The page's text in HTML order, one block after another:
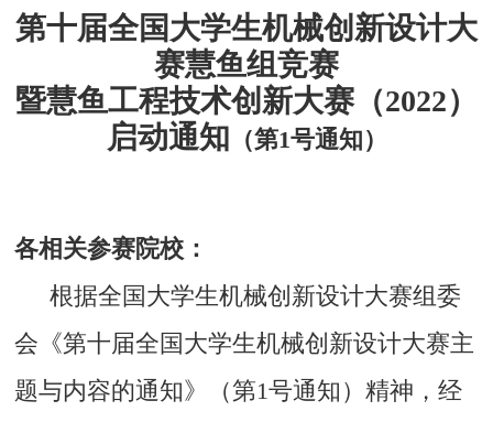
第十届全国大学生机械创新设计大
赛慧鱼组竞赛
暨慧鱼工程技术创新大赛（2022）
启动通知 （第1号通知）
各相关参赛院校：
根据全国大学生机械创新设计大赛组委
会《第十届全国大学生机械创新设计大赛主
题与内容的通知》（第1号通知）精神，经